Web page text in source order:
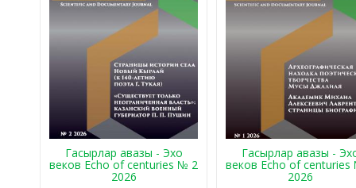
Гасырлар авазы - Эхо
веков Echo of centuries № 2
2026
Гасырлар авазы -
веков Echo of
2026